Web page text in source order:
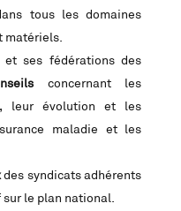
tous les domaines
matériels.
et ses fédérations des
concernant les
leur évolution et les
maladie et les
des syndicats adhérents
le plan national.